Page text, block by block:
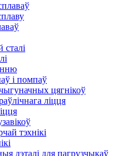
сталі
і помпаў
цягнікоў
ліцця
тэхнікі
дэталі для пагрузчыкаў